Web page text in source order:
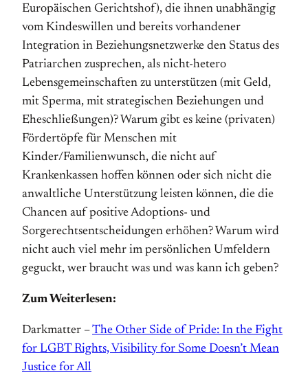
Europäischen Gerichtshof), die ihnen unabhängig
vom Kindeswillen und bereits vorhandener
Integration in Beziehungsnetzwerke den Status des
Patriarchen zusprechen, als nicht-hetero
Lebensgemeinschaften zu unterstützen (mit Geld,
mit Sperma, mit strategischen Beziehungen und
Eheschließungen)? Warum gibt es keine (privaten)
Fördertöpfe für Menschen mit
Kinder/Familienwunsch, die nicht auf
Krankenkassen hoffen können oder sich nicht die
anwaltliche Unterstützung leisten können, die die
Chancen auf positive Adoptions- und
Sorgerechtsentscheidungen erhöhen? Warum wird
nicht auch viel mehr im persönlichen Umfeldern
geguckt, wer braucht was und was kann ich geben?
Zum Weiterlesen:
Darkmatter –The Other Side of Pride: In the Fight
for LGBT Rights, Visibility for Some Doesn’t Mean
Justice for All